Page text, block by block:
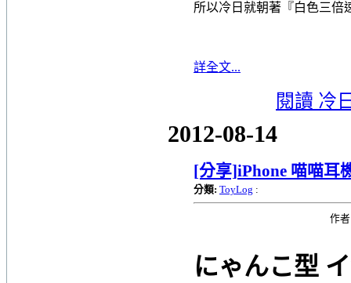
所以冷日就朝著『白色三倍
詳全文...
閱讀 冷
2012-08-14
[分享]iPhone 喵喵耳
分類: ToyLog :
作
にゃんこ型